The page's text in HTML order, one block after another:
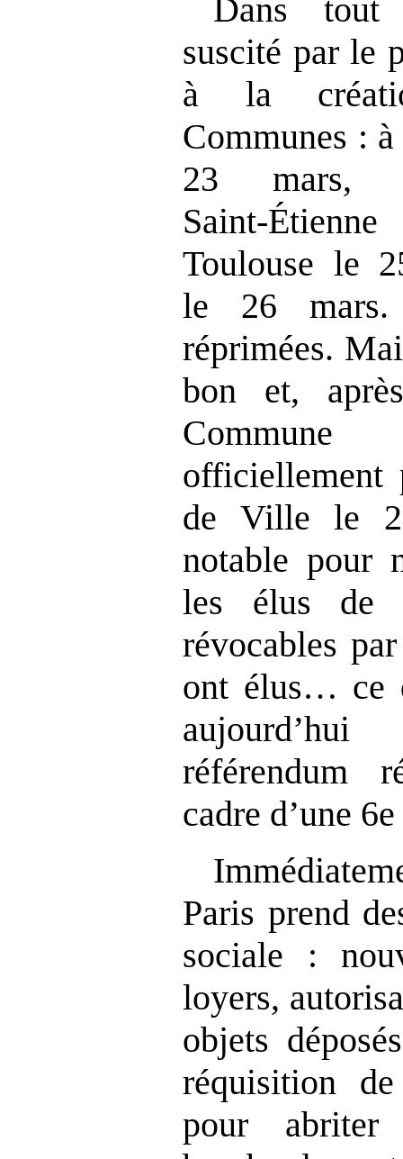
Dans tout
suscité par le
à la
Communes :
23 mars,
Toulouse le
le 26 mars.
réprimées.
bon et,
officiellement
de Ville le
notable pour
les élus de
révocables
ont élus… ce
référendum
cadre d’une
Paris prend
sociale :
loyers,
objets
réquisition
pour